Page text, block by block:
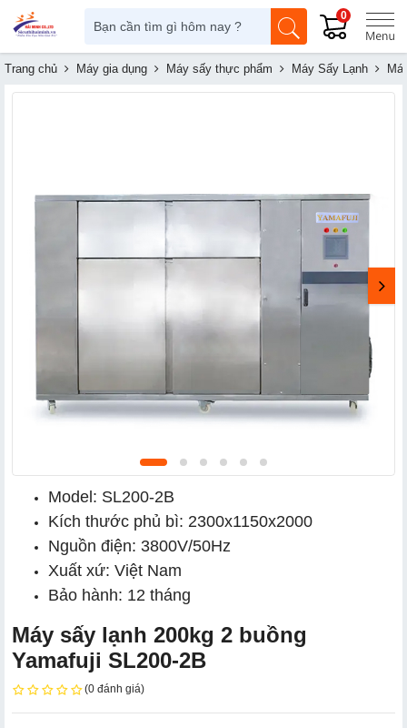
0
Trang chủ Máy gia dụng Máy sấy thực phẩm Máy Sấy Lạnh
Model: SL200-2B
Kích thước phủ bì: 2300x1150x2000
Nguồn điện: 3800V/50Hz
Xuất xứ: Việt Nam
Bảo hành: 12 tháng
Máy sấy lạnh 200kg 2 buồng
Yamafuji SL200-2B
(0 đánh giá)